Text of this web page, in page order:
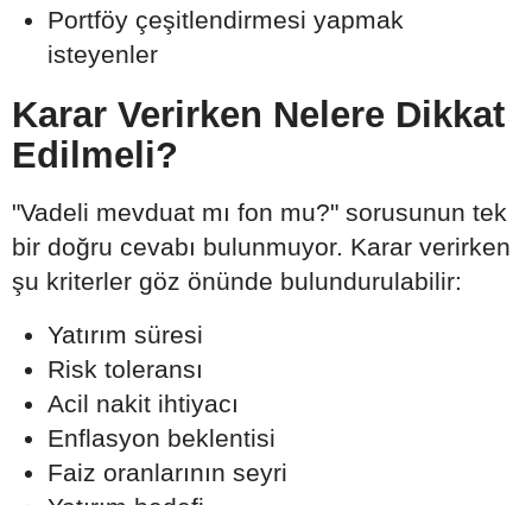
Portföy çeşitlendirmesi yapmak
isteyenler
Karar Verirken Nelere Dikkat
Edilmeli?
"Vadeli mevduat mı fon mu?" sorusunun tek
bir doğru cevabı bulunmuyor. Karar verirken
şu kriterler göz önünde bulundurulabilir:
Yatırım süresi
Risk toleransı
Acil nakit ihtiyacı
Enflasyon beklentisi
Faiz oranlarının seyri